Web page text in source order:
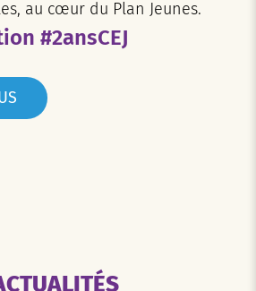
au cœur du Plan Jeunes.
#2ansCEJ